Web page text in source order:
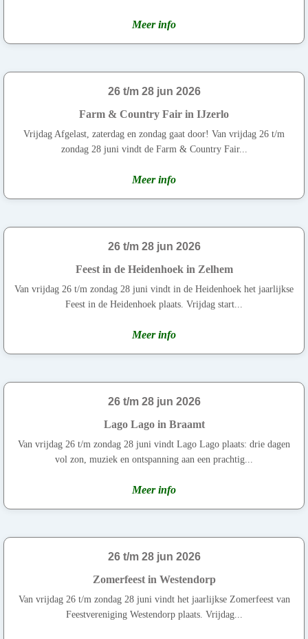
Meer info
26 t/m 28 jun 2026
Farm & Country Fair in IJzerlo
Vrijdag Afgelast, zaterdag en zondag gaat door! Van vrijdag 26 t/m
zondag 28 juni vindt de Farm & Country Fair...
Meer info
26 t/m 28 jun 2026
Feest in de Heidenhoek in Zelhem
Van vrijdag 26 t/m zondag 28 juni vindt in de Heidenhoek het jaarlijkse
Feest in de Heidenhoek plaats. Vrijdag start...
Meer info
26 t/m 28 jun 2026
Lago Lago in Braamt
Van vrijdag 26 t/m zondag 28 juni vindt Lago Lago plaats: drie dagen
vol zon, muziek en ontspanning aan een prachtig...
Meer info
26 t/m 28 jun 2026
Zomerfeest in Westendorp
Van vrijdag 26 t/m zondag 28 juni vindt het jaarlijkse Zomerfeest van
Feestvereniging Westendorp plaats. Vrijdag...